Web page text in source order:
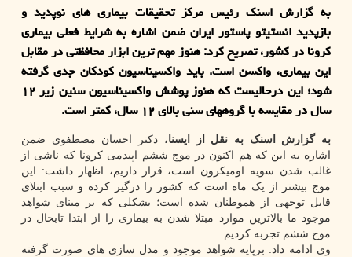
به گزارش اسنک رئیس مرکز تحقیقات بیماری های نوپدید و
بازپدید انستیتو پاستور ایران ضمن اشاره به شرایط فعلی بیماری
کرونا در کشور، تصریح کرد: هنوز مهم ترین ابزار محافظتی در مقابل
این بیماری، واکسن است. باید واکسیناسیون کودکان جدی گرفته
شود؛ این درحالیست که هنوز پوشش واکسیناسیون سنین زیر ۱۲
سال در مقایسه با گروههای سنی بالای ۱۲ سال، کمتر است.
به گزارش اسنک به نقل از ایسنا، دکتر احسان مصطفوی ضمن
اشاره به این که هم اکنون در موج ششم اپیدمی کرونا که ناشی از
غالب شدن سویه اومیکرون است، قرار داریم، اظهار داشت: این
موج بیشتر از یک ماه است که کشور را درگیر کرده و سبب ابتلای
قابل توجهی از هموطنان شده است؛ بشکلی که بر مبنای شواهد
موجود ما بالاترین موارد مبتلا شدن به بیماری را از ابتدا تابحال در
موج ششم تجربه کردیم.
وی ادامه داد: برپایه شواهد موجود و مدل سازی های صورت گرفته